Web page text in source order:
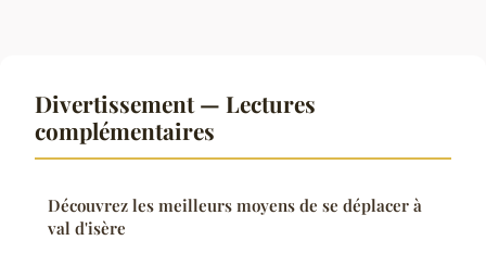
Divertissement — Lectures
complémentaires
Découvrez les meilleurs moyens de se déplacer à
val d'isère